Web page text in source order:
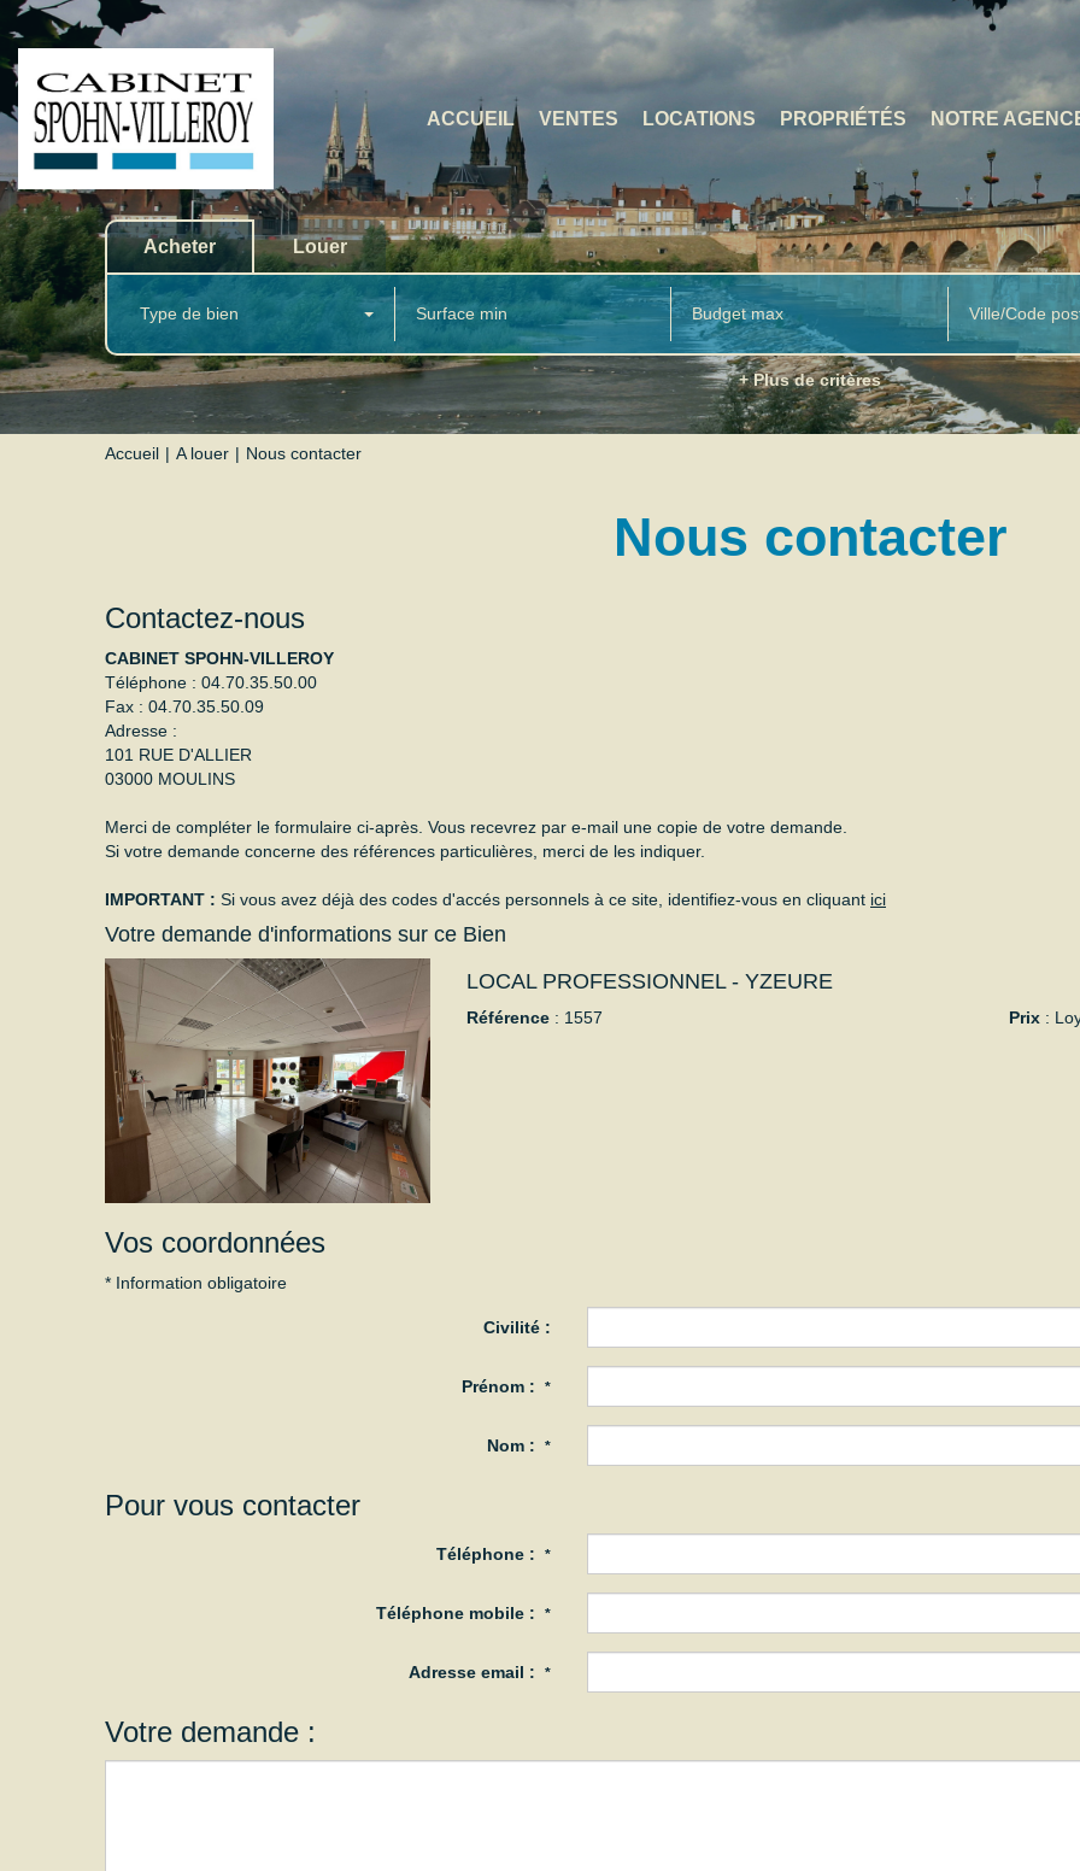
ACCUEIL VENTES LOCATIONS PROPRIÉTÉS NOTRE
Acheter Louer
Type de bien Ville/Code
+ Plus de critères
Accueil A louer Nous contacter
Nous contacter
Contactez-nous
CABINET SPOHN-VILLEROY
Téléphone : 04.70.35.50.00
Fax : 04.70.35.50.09
Adresse :
101 RUE D'ALLIER
03000 MOULINS
Merci de compléter le formulaire ci-après. Vous recevrez par e-mail une copie de votre demande.
Si votre demande concerne des références particulières, merci de les indiquer.
IMPORTANT : Si vous avez déjà des codes d'accés personnels à ce site, identifiez-vous en cliquant ici
Votre demande d'informations sur ce Bien
LOCAL PROFESSIONNEL - YZEURE
Référence : 1557 Prix :
Vos coordonnées
* Information obligatoire
Civilité :
Prénom : *
Nom : *
Pour vous contacter
Téléphone : *
Téléphone mobile : *
Adresse email : *
Votre demande :